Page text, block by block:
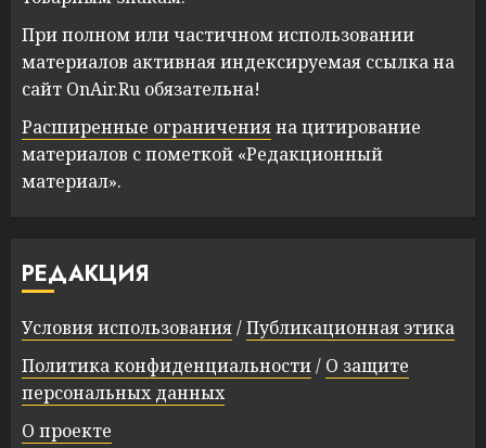
При полном или частичном использовании
материалов активная индексируемая ссылка на
сайт OnAir.Ru обязательна!
Расширенные ограниченияна цитирование
материалов с пометкой «Редакционный
материал».
РЕДАКЦИЯ
Условия использования/Публикационная этика
Политика конфиденциальности/ О защите
персональных данных
О проекте